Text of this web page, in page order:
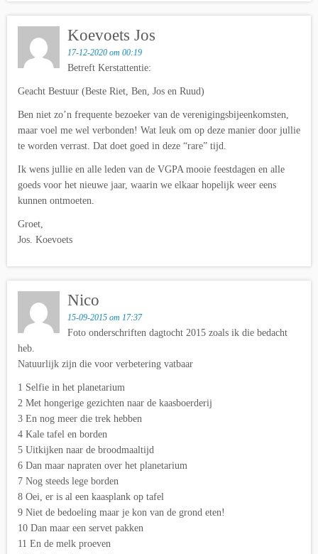
Koevoets Jos
17-12-2020 om 00:19
Betreft Kerstattentie:
Geacht Bestuur (Beste Riet, Ben, Jos en Ruud)
Ben niet zo’n frequente bezoeker van de verenigingsbijeenkomsten,
maar voel me wel verbonden! Wat leuk om op deze manier door jullie
te worden verrast. Dat doet goed in deze “rare” tijd.
Ik wens jullie en alle leden van de VGPA mooie feestdagen en alle
goeds voor het nieuwe jaar, waarin we elkaar hopelijk weer eens
kunnen ontmoeten.
Groet,
Jos. Koevoets
Nico
15-09-2015 om 17:37
Foto onderschriften dagtocht 2015 zoals ik die bedacht
heb.
Natuurlijk zijn die voor verbetering vatbaar
1 Selfie in het planetarium
2 Met hongerige gezichten naar de kaasboerderij
3 En nog meer die trek hebben
4 Kale tafel en borden
5 Uitkijken naar de broodmaaltijd
6 Dan maar napraten over het planetarium
7 Nog steeds lege borden
8 Oei, er is al een kaasplank op tafel
9 Niet de bedoeling maar je kon van de grond eten!
10 Dan maar een servet pakken
11 En de melk proeven